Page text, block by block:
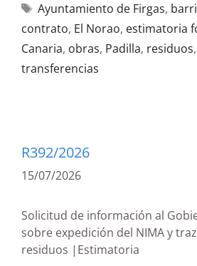
Ayuntamiento de Firgas,
contrato, El Norao, estimatoria
Canaria, obras, Padilla, residuos,
transferencias
R392/2026
15/07/2026
Solicitud de información al
sobre expedición del NIMA y
residuos |Estimatoria